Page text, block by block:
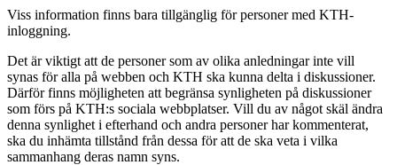
Viss information finns bara tillgänglig för personer med KTH-
inloggning.
Det är viktigt att de personer som av olika anledningar inte vill
synas för alla på webben och KTH ska kunna delta i diskussioner.
Därför finns möjligheten att begränsa synligheten på diskussioner
som förs på KTH:s sociala webbplatser. Vill du av något skäl ändra
denna synlighet i efterhand och andra personer har kommenterat,
ska du inhämta tillstånd från dessa för att de ska veta i vilka
sammanhang deras namn syns.